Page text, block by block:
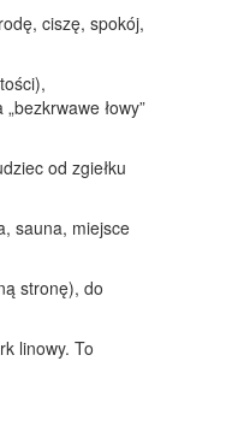
ciszę, spokój,
łowy”
od zgiełku
sauna, miejsce
stronę), do
linowy. To